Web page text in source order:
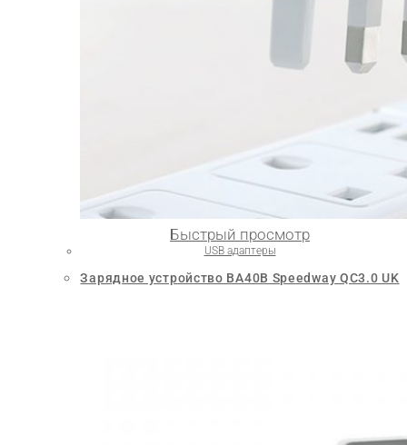
Быстрый просмотр
USB адаптеры
Зарядное устройство BA40B Speedway QC3.0 UK